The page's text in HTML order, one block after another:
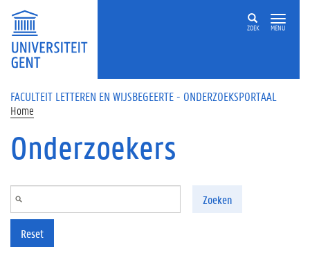
Overslaan en naar de inhoud gaan
ZOEK MENU
FACULTEIT LETTEREN EN WIJSBEGEERTE - ONDERZOEKSPORTAAL
Home
Onderzoekers
Zoeken
Reset